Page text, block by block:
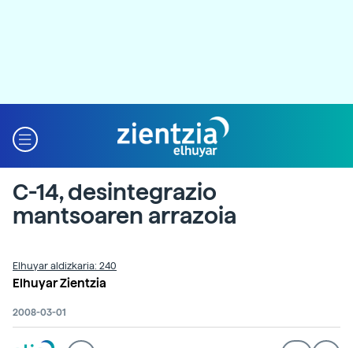
C-14, desintegrazio
mantsoaren arrazoia
Elhuyar aldizkaria: 240
Elhuyar Zientzia
2008-03-01